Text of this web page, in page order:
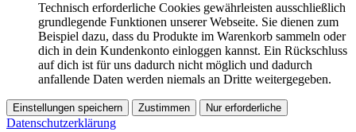
Technisch erforderliche Cookies gewährleisten ausschließlich
grundlegende Funktionen unserer Webseite. Sie dienen zum
Beispiel dazu, dass du Produkte im Warenkorb sammeln oder
dich in dein Kundenkonto einloggen kannst. Ein Rückschluss
auf dich ist für uns dadurch nicht möglich und dadurch
anfallende Daten werden niemals an Dritte weitergegeben.
Einstellungen speichern Zustimmen Nur erforderliche
Datenschutzerklärung